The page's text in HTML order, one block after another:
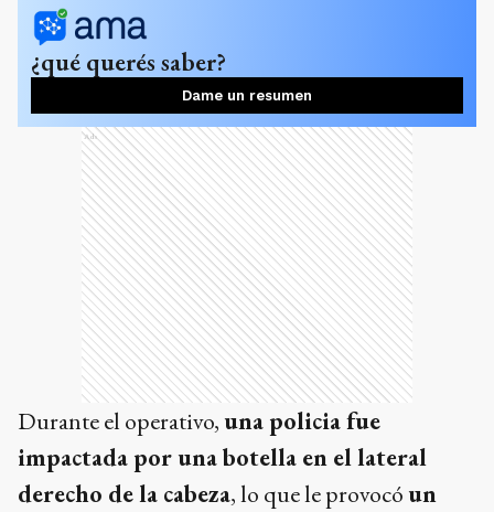
¿qué querés saber?
Dame un resumen
Ads
Durante el operativo,una policia fue
impactada por una botella en el lateral
derecho de la cabeza, lo que le provocóun